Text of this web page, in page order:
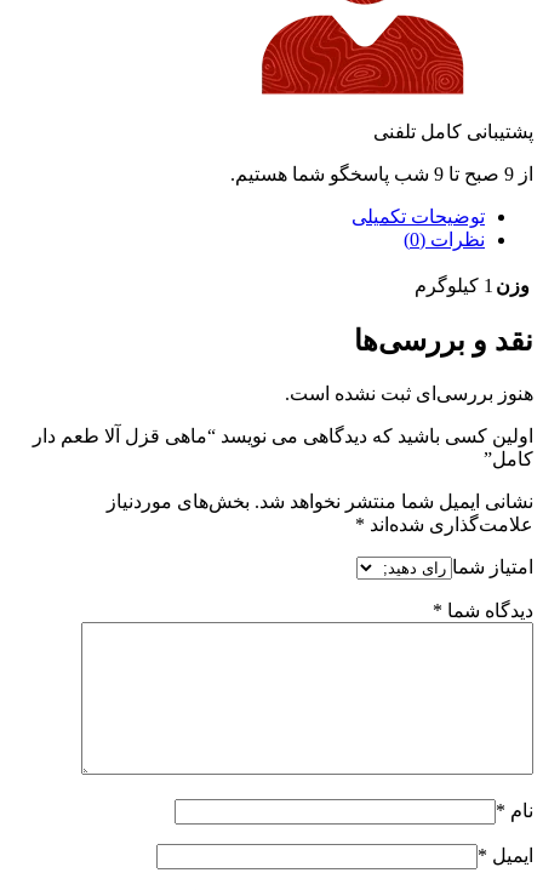
پشتیبانی کامل تلفنی
از 9 صبح تا 9 شب پاسخگو شما هستیم.
توضیحات تکمیلی
نظرات (0)
وزن 1 کیلوگرم
نقد و بررسی‌ها
هنوز بررسی‌ای ثبت نشده است.
اولین کسی باشید که دیدگاهی می نویسد “ماهی قزل آلا طعم دار
کامل”
نشانی ایمیل شما منتشر نخواهد شد. بخش‌های موردنیاز
علامت‌گذاری شده‌اند *
امتیاز شما
دیدگاه شما *
نام *
ایمیل *